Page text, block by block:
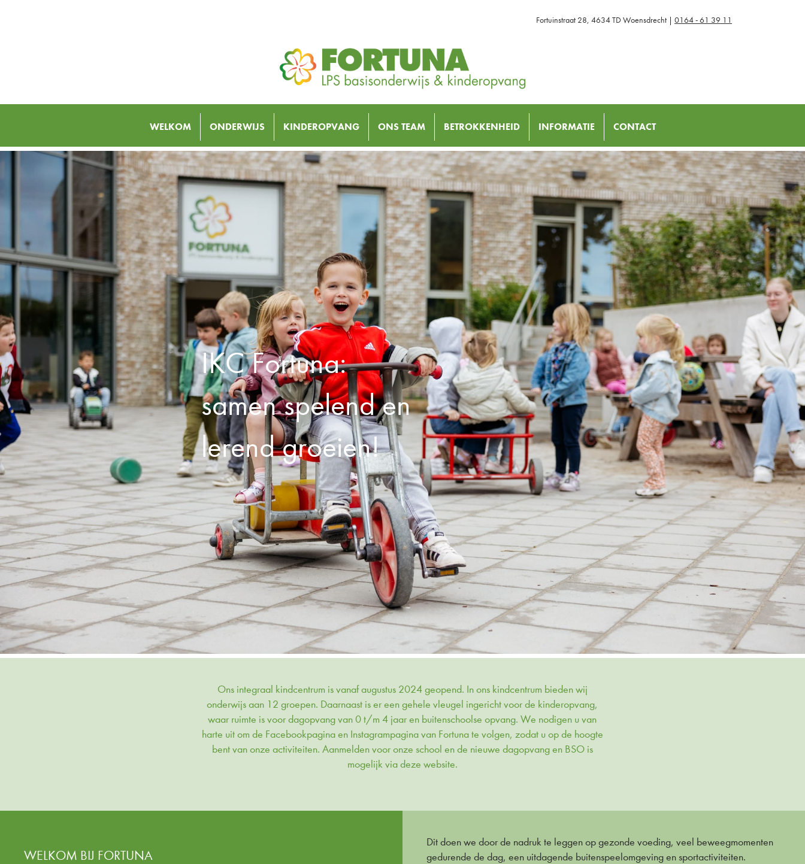
Fortuinstraat 28, 4634 TD Woensdrecht | 0164 - 61 39 11
WELKOM ONDERWIJS KINDEROPVANG ONS TEAM BETROKKENHEID INFORMATIE CONTACT
IKC Fortuna:
samen spelend en
lerend groeien!
Ons integraal kindcentrum is vanaf augustus 2024 geopend. In ons kindcentrum bieden wij
onderwijs aan 12 groepen. Daarnaast is er een gehele vleugel ingericht voor de kinderopvang,
waar ruimte is voor dagopvang van 0 t/m 4 jaar en buitenschoolse opvang. We nodigen u van
harte uit om de Facebookpaginaen Instagrampaginavan Fortuna te volgen, zodat u op de hoogte
bent van onze activiteiten. Aanmelden voor onze school en de nieuwe dagopvang en BSOis
mogelijk via deze website.
WELKOM BIJ FORTUNA
Dit doen we door de nadruk te leggen op gezonde voeding, veel beweegmomenten
gedurende de dag, een uitdagende buitenspeelomgeving en sportactiviteiten.